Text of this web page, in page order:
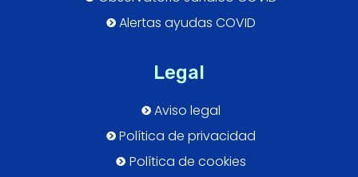
Alertas ayudas COVID
Legal
Aviso legal
Política de privacidad
Política de cookies